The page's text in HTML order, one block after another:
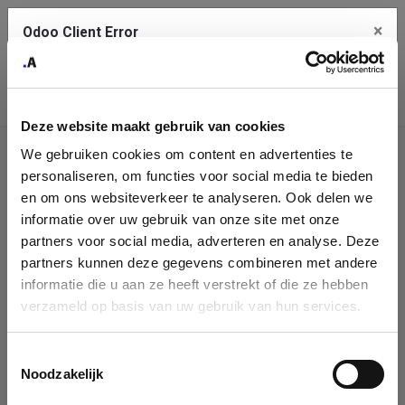
Deze website maakt gebruik van cookies
We gebruiken cookies om content en advertenties te
personaliseren, om functies voor social media te bieden
en om ons websiteverkeer te analyseren. Ook delen we
informatie over uw gebruik van onze site met onze
partners voor social media, adverteren en analyse. Deze
partners kunnen deze gegevens combineren met andere
informatie die u aan ze heeft verstrekt of die ze hebben
verzameld op basis van uw gebruik van hun services.
Noodzakelijk
Company
Identification
Please fill in your company details
You can search a company in our database by name, VAT or
enterprise ID. When a company is selected it will auto-complete the
form. If you don't find your company in our database, you can create
Odoo Client Error ×
service.
See details
Ok